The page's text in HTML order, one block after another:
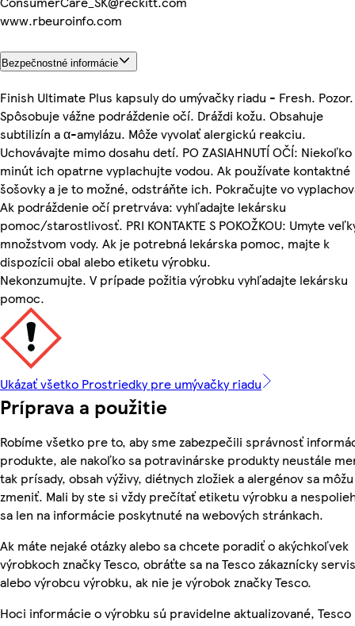
www.rbeuroinfo.com
Bezpečnostné informácie
Finish Ultimate Plus kapsuly do umývačky riadu - Fresh. Pozor.
Spôsobuje vážne podráždenie očí. Dráždi kožu. Obsahuje
subtilizín a α-amylázu. Môže vyvolať alergickú reakciu.
Uchovávajte mimo dosahu detí. PO ZASIAHNUTÍ OČÍ: Niekoľko
minút ich opatrne vyplachujte vodou. Ak používate kontaktné
šošovky a je to možné, odstráňte ich. Pokračujte vo
Ak podráždenie očí pretrváva: vyhľadajte lekársku
pomoc/starostlivosť. PRI KONTAKTE S POKOŽKOU: Umyte
množstvom vody. Ak je potrebná lekárska pomoc, majte k
dispozícii obal alebo etiketu výrobku.
Nekonzumujte. V prípade požitia výrobku vyhľadajte lekársku
pomoc.
Ukázať všetko Prostriedky pre umývačky riadu
Príprava a použitie
Robíme všetko pre to, aby sme zabezpečili správnosť
produkte, ale nakoľko sa potravinárske produkty neustále
tak prísady, obsah výživy, diétnych zložiek a alergénov sa môžu
zmeniť. Mali by ste si vždy prečítať etiketu výrobku a
sa len na informácie poskytnuté na webových stránkach.
Ak máte nejaké otázky alebo sa chcete poradiť o akýchkoľvek
výrobkoch značky Tesco, obráťte sa na Tesco zákaznícky
alebo výrobcu výrobku, ak nie je výrobok značky Tesco.
Hoci informácie o výrobku sú pravidelne aktualizované, Tesco